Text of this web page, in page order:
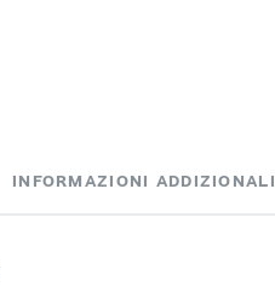
INFORMAZIONI ADDIZIONALI